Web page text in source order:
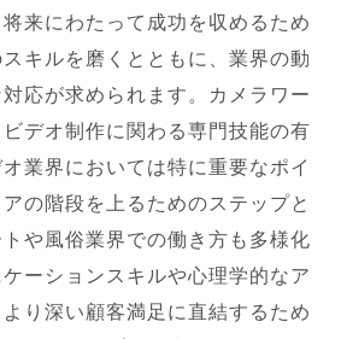
来にわたって成功を収めるため
キルを磨くとともに、業界の動
応が求められます。カメラワー
デオ制作に関わる専門技能の有
業界においては特に重要なポイ
の階段を上るためのステップと
や風俗業界での働き方も多様化
ーションスキルや心理学的なア
り深い顧客満足に直結するため